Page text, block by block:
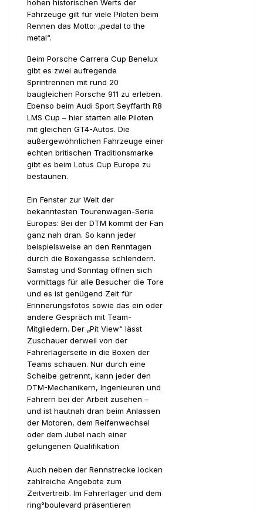
hohen historischen Werts der
Fahrzeuge gilt für viele Piloten beim
Rennen das Motto: „pedal to the
metal“.
Beim Porsche Carrera Cup Benelux
gibt es zwei aufregende
Sprintrennen mit rund 20
baugleichen Porsche 911 zu erleben.
Ebenso beim Audi Sport Seyffarth R8
LMS Cup – hier starten alle Piloten
mit gleichen GT4-Autos. Die
außergewöhnlichen Fahrzeuge einer
echten britischen Traditionsmarke
gibt es beim Lotus Cup Europe zu
bestaunen.
Ein Fenster zur Welt der
bekanntesten Tourenwagen-Serie
Europas: Bei der DTM kommt der Fan
ganz nah dran. So kann jeder
beispielsweise an den Renntagen
durch die Boxengasse schlendern.
Samstag und Sonntag öffnen sich
vormittags für alle Besucher die Tore
und es ist genügend Zeit für
Erinnerungsfotos sowie das ein oder
andere Gespräch mit Team-
Mitgliedern. Der „Pit View“ lässt
Zuschauer derweil von der
Fahrerlagerseite in die Boxen der
Teams schauen. Nur durch eine
Scheibe getrennt, kann jeder den
DTM-Mechanikern, Ingenieuren und
Fahrern bei der Arbeit zusehen –
und ist hautnah dran beim Anlassen
der Motoren, dem Reifenwechsel
oder dem Jubel nach einer
gelungenen Qualifikation
Auch neben der Rennstrecke locken
zahlreiche Angebote zum
Zeitvertreib. Im Fahrerlager und dem
ring°boulevard präsentieren